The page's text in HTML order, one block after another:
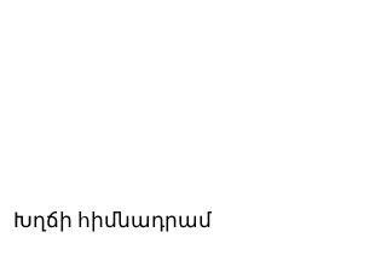
Խղճի հիմնադրամ